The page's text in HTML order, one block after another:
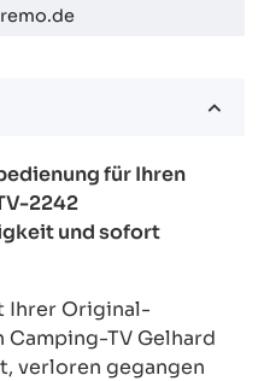
für Ihren
2242
und sofort
Ihrer Original-
TV Gelhard
verloren gegangen